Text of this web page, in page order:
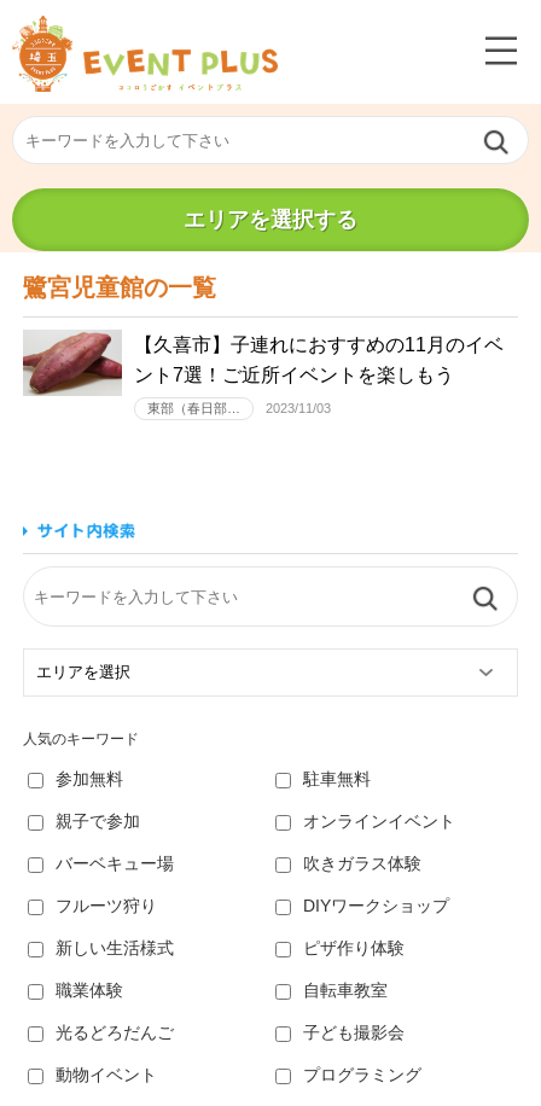
エリアを選択する
鷺宮児童館の一覧
【久喜市】子連れにおすすめの11月のイベ
ント7選！ご近所イベントを楽しもう
東部（春日部… 2023/11/03
人気のキーワード
参加無料 駐車無料
親子で参加 オンラインイベント
バーベキュー場 吹きガラス体験
フルーツ狩り DIYワークショップ
新しい生活様式 ピザ作り体験
職業体験 自転車教室
光るどろだんご 子ども撮影会
動物イベント プログラミング